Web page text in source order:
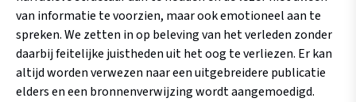
van informatie te voorzien, maar ook emotioneel aan te
spreken. We zetten in op beleving van het verleden zonder
daarbij feitelijke juistheden uit het oog te verliezen. Er kan
altijd worden verwezen naar een uitgebreidere publicatie
elders en een bronnenverwijzing wordt aangemoedigd.